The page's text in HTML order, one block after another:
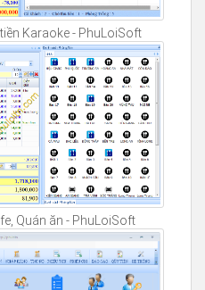
Karaoke - PhuLoiSoft
Quán ăn - PhuLoiSoft